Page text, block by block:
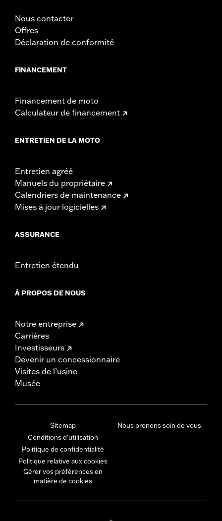
Nous contacter
Offres
Déclaration de conformité
FINANCEMENT
Financement de moto
Calculateur de financement
ENTRETIEN DE LA MOTO
Entretien agréé
Manuels du propriétaire
Calendriers de maintenance
Mises à jour logicielles
ASSURANCE
Entretien étendu
À PROPOS DE NOUS
Notre entreprise
Carrières
Investisseurs
Devenir un concessionnaire
Visites de l’usine
Musée
Sitemap
Conditions d'utilisation
Politique de confidentialité
Politique relative aux cookies
Gérer vos préférences en
matière de cookies
Nous prenons soin de vous